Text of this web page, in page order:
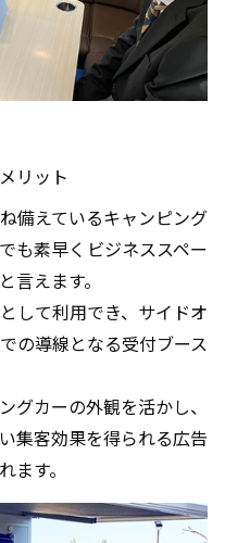
リット
備えているキャンピング
も素早くビジネススペー
言えます。
して利用でき、サイドオ
の導線となる受付ブース
グカーの外観を活かし、
集客効果を得られる広告
ます。